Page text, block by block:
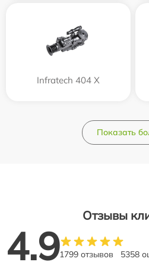
Infratech 404 Х
Показать
Отзывы
4.91799 отзывов 5358